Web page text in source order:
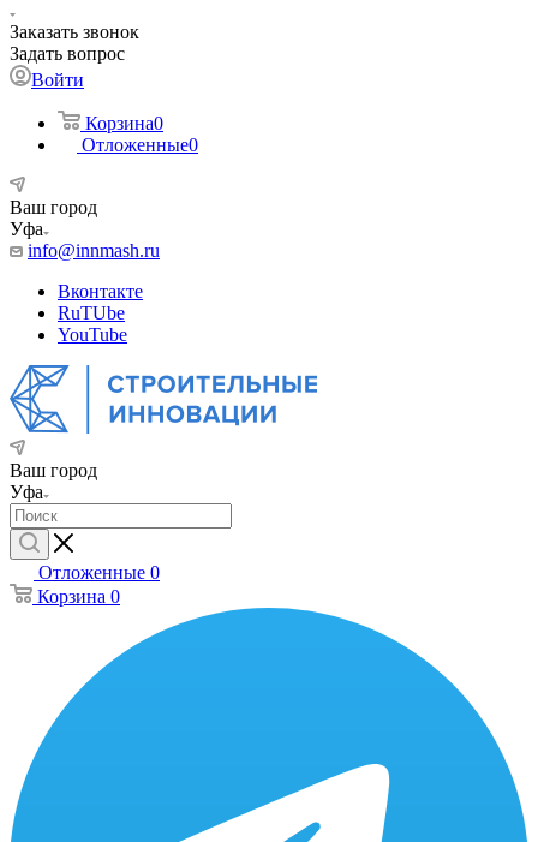
Заказать звонок
Задать вопрос
Войти
Корзина0
Отложенные0
Ваш город
Уфа
info@innmash.ru
Вконтакте
RuTUbe
YouTube
Ваш город
Уфа
Отложенные 0
Корзина 0